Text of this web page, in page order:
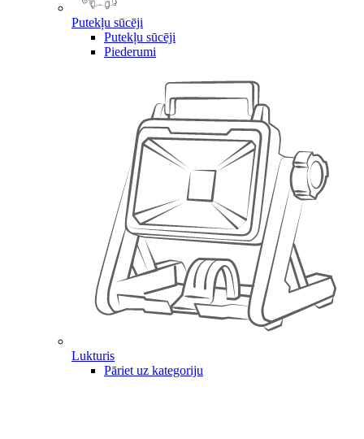
Putekļu sūcēji
Putekļu sūcēji
Piederumi
Lukturis
Pāriet uz kategoriju